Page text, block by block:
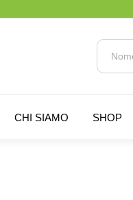
CHI SIAMO SHOP